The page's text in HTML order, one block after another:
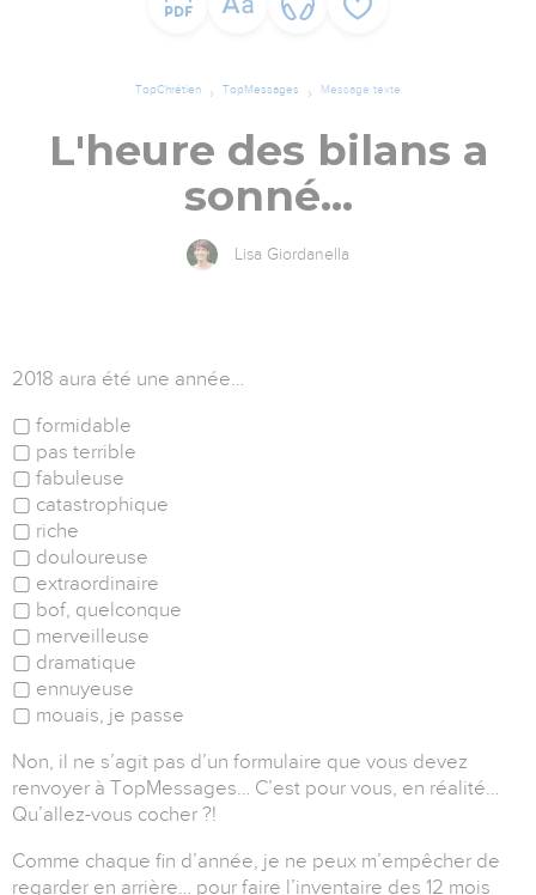
TopChrétien TopMessages Message texte
L'heure des bilans a
sonné...
Lisa Giordanella
2018 aura été une année…
▢ formidable
▢ pas terrible
▢ fabuleuse
▢ catastrophique
▢ riche
▢ douloureuse
▢ extraordinaire
▢ bof, quelconque
▢ merveilleuse
▢ dramatique
▢ ennuyeuse
▢ mouais, je passe
Non, il ne s’agit pas d’un formulaire que vous devez
renvoyer à TopMessages… C’est pour vous, en réalité…
Qu’allez-vous cocher ?!
Comme chaque fin d’année, je ne peux m’empêcher de
regarder en arrière… pour faire l’inventaire des 12 mois